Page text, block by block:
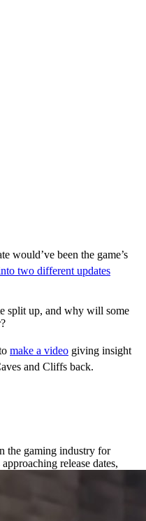
would’ve been the game’s
two different updates
split up, and why will some
make a video giving insight
and Cliffs back.
the gaming industry for
release dates,